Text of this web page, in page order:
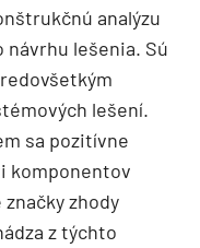
analýzu
lešenia. Sú
lešení.
sa pozitívne
komponentov
zhody
z týchto